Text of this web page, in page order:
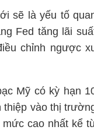
sẽ là yếu tố
Fed tăng lãi
chỉnh ngược
Mỹ có kỳ hạn
thiệp vào thị
mức cao nhất kể